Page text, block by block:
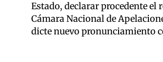
Estado, declarar procedente
Cámara Nacional de
dicte nuevo pronunciamiento